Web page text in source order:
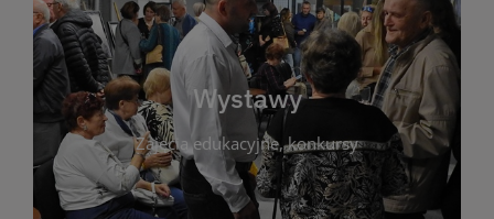
Wystawy
Zajęcia edukacyjne, konkursy
W tej sekcji znajdziesz informacje o aktualnych
ekspozycjach oraz archiwum wystaw z
poprzednich lat. Prezentowane prace obejmują
malarstwo, fotografię, rękodzieło i inne formy
artystyczne. Każda wystawa to wyjątkowa okazja
do kontaktu z kulturą i sztuką w przestrzeni
biblioteki. Serdecznie zapraszamy wszystkich